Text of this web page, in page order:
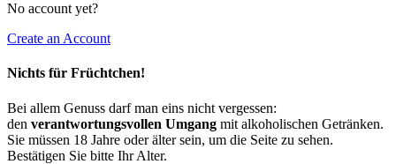
No account yet?
Create an Account
Nichts für Früchtchen!
Bei allem Genuss darf man eins nicht vergessen:
den verantwortungsvollen Umgang mit alkoholischen Getränken.
Sie müssen 18 Jahre oder älter sein, um die Seite zu sehen.
Bestätigen Sie bitte Ihr Alter.